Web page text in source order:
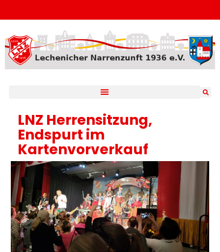
LNZ Herrensitzung,
Endspurt im
Kartenvorverkauf